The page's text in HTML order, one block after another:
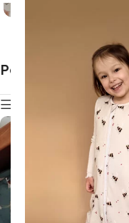
Poduszki dla